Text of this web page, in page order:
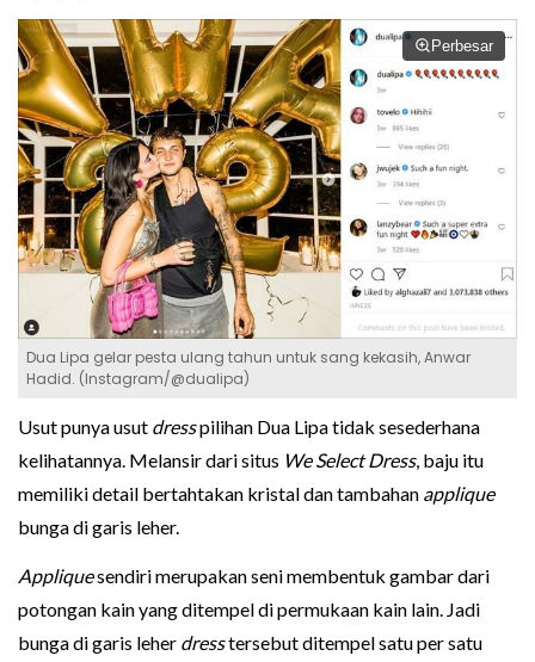
Perbesar
Dua Lipa gelar pesta ulang tahun untuk sang kekasih, Anwar
Hadid. (Instagram/@dualipa)
Usut punya usut dresspilihan Dua Lipa tidak sesederhana
kelihatannya. Melansir dari situs We Select Dress, baju itu
memiliki detail bertahtakan kristal dan tambahan applique
bunga di garis leher.
Appliquesendiri merupakan seni membentuk gambar dari
potongan kain yang ditempel di permukaan kain lain. Jadi
bunga di garis leher dresstersebut ditempel satu per satu